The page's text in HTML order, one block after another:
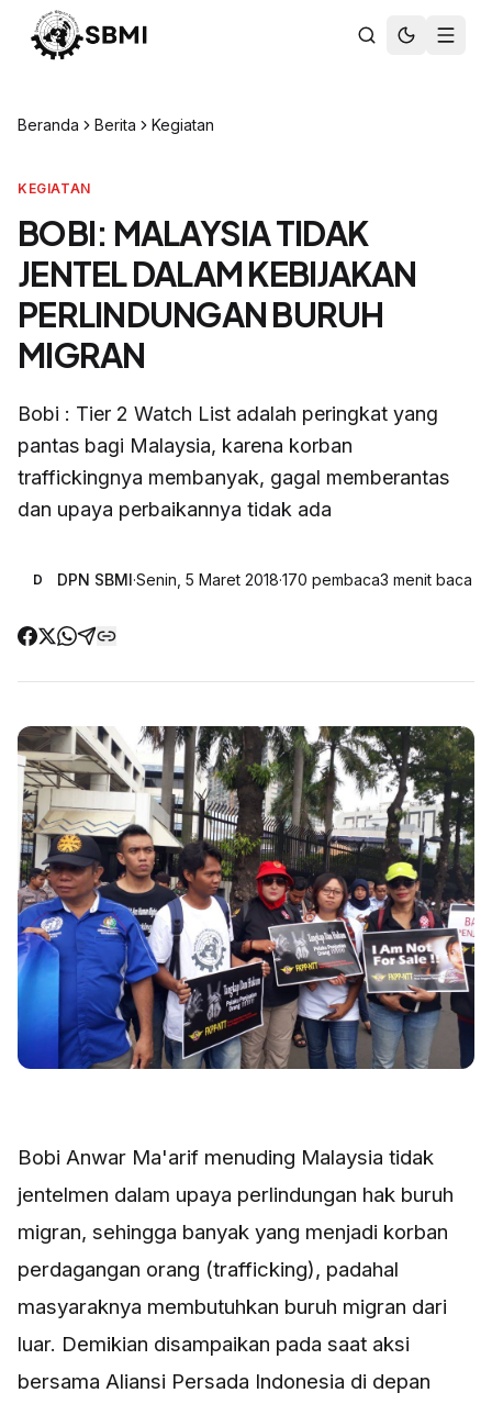
Beranda Berita Kegiatan
KEGIATAN
BOBI: MALAYSIA TIDAK
JENTEL DALAM KEBIJAKAN
PERLINDUNGAN BURUH
MIGRAN
Bobi : Tier 2 Watch List adalah peringkat yang
pantas bagi Malaysia, karena korban
traffickingnya membanyak, gagal memberantas
dan upaya perbaikannya tidak ada
D DPN SBMI·Senin, 5 Maret 2018·170 pembaca3 menit baca
Bobi Anwar Ma'arif menuding Malaysia tidak
jentelmen dalam upaya perlindungan hak buruh
migran, sehingga banyak yang menjadi korban
perdagangan orang (trafficking), padahal
masyaraknya membutuhkan buruh migran dari
luar. Demikian disampaikan pada saat aksi
bersama Aliansi Persada Indonesia di depan